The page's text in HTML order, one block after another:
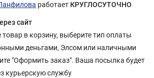
работает КРУГЛОСУТОЧНО
сайт
товар в корзину, выберите тип оплаты
деньгами, Элсом или наличными
"Оформить заказ". Ваша посылка будет
курьерскую службу